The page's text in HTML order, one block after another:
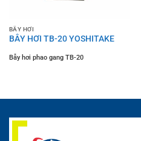
BẪY HƠI
BẪY HƠI TB-20 YOSHITAKE
Bẫy hơi phao gang TB-20